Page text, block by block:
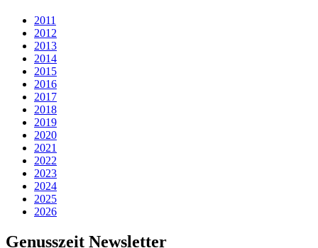
2011
2012
2013
2014
2015
2016
2017
2018
2019
2020
2021
2022
2023
2024
2025
2026
Genusszeit Newsletter